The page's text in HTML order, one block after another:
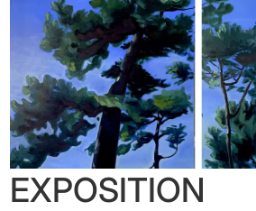
EXPOSITION